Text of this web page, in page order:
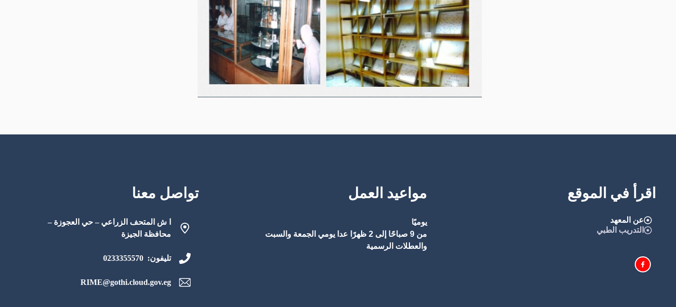
اقرأ في الموقع
عن المعهد
التدريب الطبي
مواعيد العمل
يوميًا
من 9 صباحًا إلى 2 ظهرًا عدا يومي الجمعة والسبت
والعطلات الرسمية
تواصل معنا
ا ش المتحف الزراعي – حي العجوزة –
محافظة الجيزة
تليفون: 0233355570
RIME@gothi.cloud.gov.eg